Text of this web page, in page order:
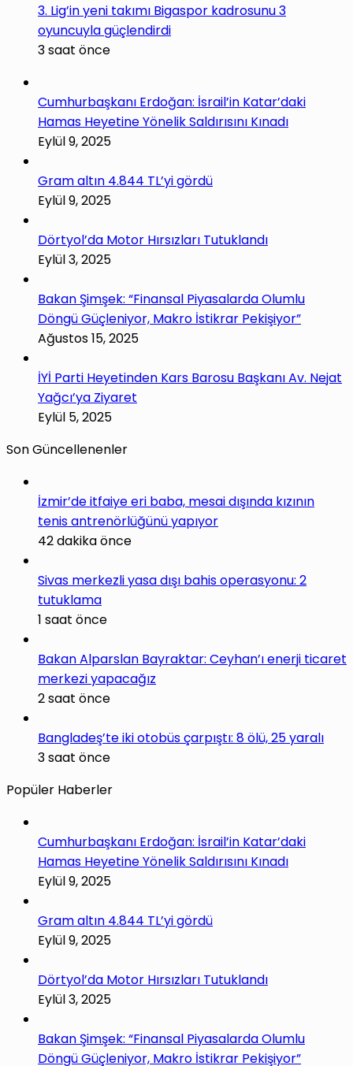
3. Lig’in yeni takımı Bigaspor kadrosunu 3
oyuncuyla güçlendirdi
3 saat önce
Cumhurbaşkanı Erdoğan: İsrail’in Katar’daki
Hamas Heyetine Yönelik Saldırısını Kınadı
Eylül 9, 2025
Gram altın 4.844 TL’yi gördü
Eylül 9, 2025
Dörtyol’da Motor Hırsızları Tutuklandı
Eylül 3, 2025
Bakan Şimşek: “Finansal Piyasalarda Olumlu
Döngü Güçleniyor, Makro İstikrar Pekişiyor”
Ağustos 15, 2025
İYİ Parti Heyetinden Kars Barosu Başkanı Av. Nejat
Yağcı’ya Ziyaret
Eylül 5, 2025
Son Güncellenenler
İzmir’de itfaiye eri baba, mesai dışında kızının
tenis antrenörlüğünü yapıyor
42 dakika önce
Sivas merkezli yasa dışı bahis operasyonu: 2
tutuklama
1 saat önce
Bakan Alparslan Bayraktar: Ceyhan’ı enerji ticaret
merkezi yapacağız
2 saat önce
Bangladeş’te iki otobüs çarpıştı: 8 ölü, 25 yaralı
3 saat önce
Popüler Haberler
Cumhurbaşkanı Erdoğan: İsrail’in Katar’daki
Hamas Heyetine Yönelik Saldırısını Kınadı
Eylül 9, 2025
Gram altın 4.844 TL’yi gördü
Eylül 9, 2025
Dörtyol’da Motor Hırsızları Tutuklandı
Eylül 3, 2025
Bakan Şimşek: “Finansal Piyasalarda Olumlu
Döngü Güçleniyor, Makro İstikrar Pekişiyor”